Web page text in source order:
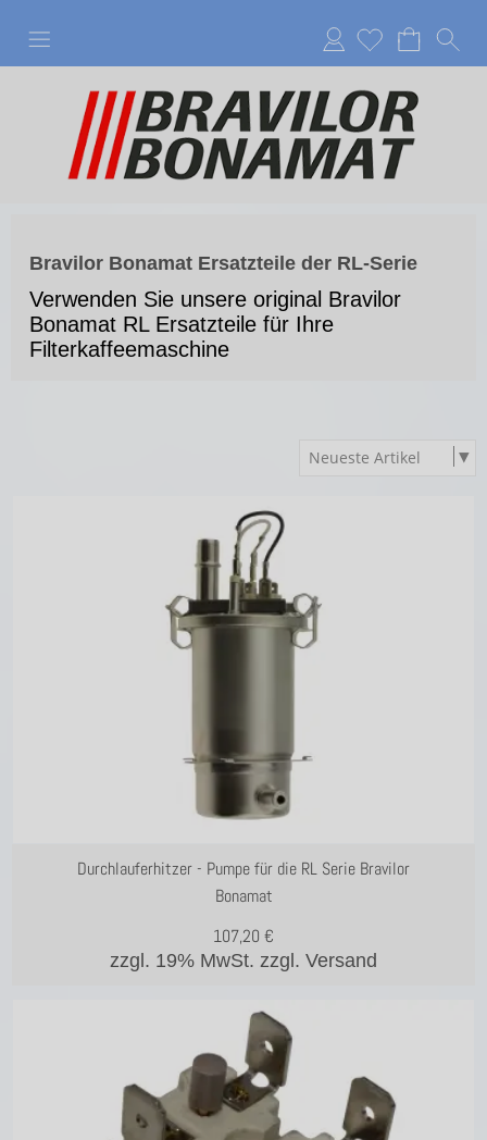
Anmelden
Bravilor Bonamat Ersatzteile der RL-Serie
Verwenden Sie unsere original Bravilor
Bonamat RL Ersatzteile für Ihre
Filterkaffeemaschine
Durchlauferhitzer - Pumpe für die RL Serie Bravilor
Bonamat
zzgl. 19% MwSt. zzgl. Versand
107,20 €